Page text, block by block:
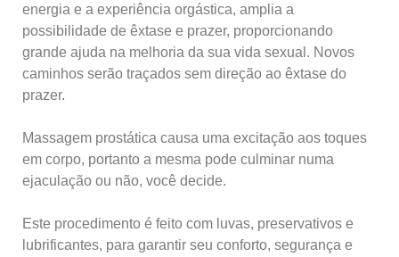
energia e a experiência orgástica, amplia a
possibilidade de êxtase e prazer, proporcionando
grande ajuda na melhoria da sua vida sexual. Novos
caminhos serão traçados sem direção ao êxtase do
prazer.
Massagem prostática causa uma excitação aos toques
em corpo, portanto a mesma pode culminar numa
ejaculação ou não, você decide.
Este procedimento é feito com luvas, preservativos e
lubrificantes, para garantir seu conforto, segurança e